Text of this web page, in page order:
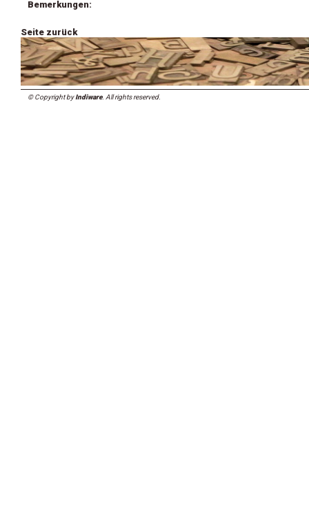
Bemerkungen:
Seite zurück
© Copyright byIndiware. All rights reserved.